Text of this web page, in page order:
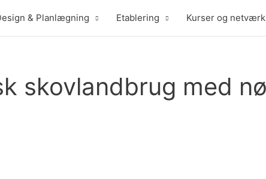
& Planlægning Etablering Kurser og netværk
skovlandbrug med